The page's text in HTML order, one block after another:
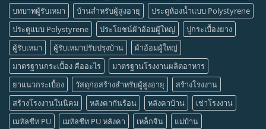
บทบาทผู้รับเหมา
บ้านสำหรับผู้สูงอายุ
ประตูห้องน้ำแบบ Polystyrene
ประตูแบบ Polystyrene
ประโยชน์ผ้าอ้อมผู้ใหญ่
ปูกระเบื้องยาง
ผู้รับเหมา
ผู้รับเหมาปรับปรุงบ้าน
ผ้าอ้อมผู้ใหญ่
มาตรฐานกระเบื้อง คืออะไร
มาตรฐานโรงงานผลิตอาหาร
ยาแนวกระเบื้อง
วัสดุก่อสร้างสำหรับผู้สูงอายุ
สร้างโรงงาน
สร้างโรงงานในนิคม
หลังคากันร้อน หลังคาบ้าน
เช่าโรงงาน
เมทัลชีท PU
เมทัลชีท PU หลังคา เหล็กจีน แม่บ้าน